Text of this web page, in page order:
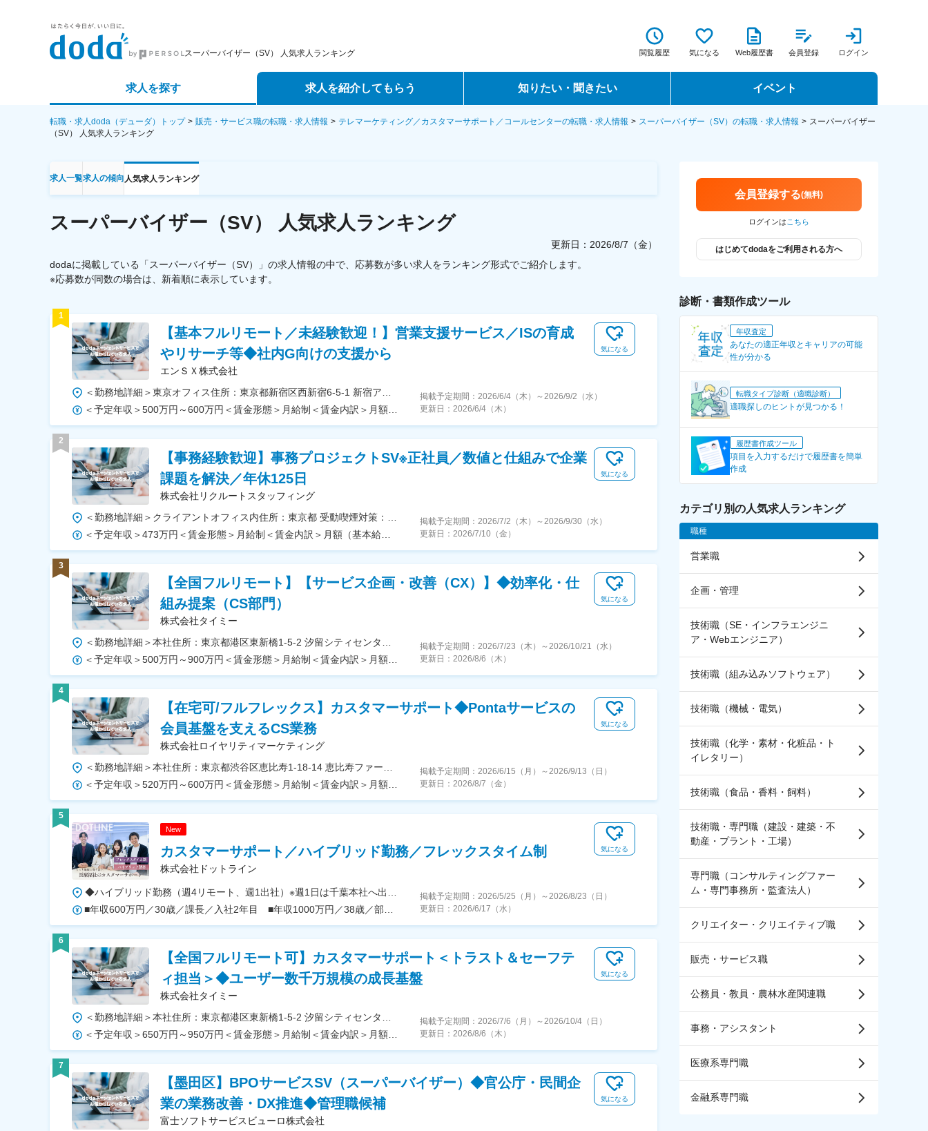
スーパーバイザー（SV） 人気求人ランキング 閲覧履歴 気になる Web履歴書 会員登録 ログイン
求人を探す
詳細条件から探す
求人を紹介してもらう
エージェントサービス
知りたい・聞きたい
転職ノウハウ
イベント
転職イベント・転職セミナー
転職セミナー動画
転職・求人doda（デューダ）トップ 販売・サービス職の転職・求人情報 テレマーケティング／カスタマーサポート／コールセンターの転職・求人情報 スーパーバイザー（SV）の転職・求人情報
スーパーバイザー
（SV）
人気求人ランキング
求人一覧求人の傾向人気求人ランキング
スーパーバイザー（SV） 人気求人ランキング
更新日： 2026/8/7（金）
dodaに掲載している「スーパーバイザー（SV）」の求人情報の中で、応募数が多い求人をランキング形式でご紹介します。
※応募数が同数の場合は、新着順に表示しています。
1
【基本フルリモート／未経験歓迎！】営業支援サービス／ISの育成
やリサーチ等◆社内G向けの支援から
エンＳＸ株式会社
気になる
掲載予定期間： 2026/6/4（木） ～2026/9/2（水）
更新日： 2026/6/4（木）
2
【事務経験歓迎】事務プロジェクトSV※正社員／数値と仕組みで企業
課題を解決／年休125日
株式会社リクルートスタッフィング
気になる
掲載予定期間： 2026/7/2（木） ～2026/9/30（水）
更新日： 2026/7/10（金）
3
【全国フルリモート】【サービス企画・改善（CX）】◆効率化・仕
組み提案（CS部門）
株式会社タイミー
気になる
掲載予定期間： 2026/7/23（木） ～2026/10/21（水）
更新日： 2026/8/6（木）
4
【在宅可/フルフレックス】カスタマーサポート◆Pontaサービスの
会員基盤を支えるCS業務
株式会社ロイヤリティマーケティング
気になる
掲載予定期間： 2026/6/15（月） ～2026/9/13（日）
更新日： 2026/8/7（金）
5
New
カスタマーサポート／ハイブリッド勤務／フレックスタイム制
株式会社ドットライン
気になる
掲載予定期間： 2026/5/25（月） ～2026/8/23（日）
更新日： 2026/6/17（水）
6
【全国フルリモート可】カスタマーサポート＜トラスト＆セーフテ
ィ担当＞◆ユーザー数千万規模の成長基盤
株式会社タイミー
気になる
掲載予定期間： 2026/7/6（月） ～2026/10/4（日）
更新日： 2026/8/6（木）
7
【墨田区】BPOサービスSV（スーパーバイザー）◆官公庁・民間企
業の業務改善・DX推進◆管理職候補
富士ソフトサービスビューロ株式会社
気になる
会員登録する(無料)
ログインは こちら
はじめてdodaをご利用される方へ
診断・書類作成ツール
年収査定
あなたの適正年収とキャリアの可能
性が分かる
転職タイプ診断（適職診断）
適職探しのヒントが見つかる！
履歴書作成ツール
項目を入力するだけで履歴書を簡単
作成
カテゴリ別の人気求人ランキング
職種
営業職
企画・管理
技術職（SE・インフラエンジニ
ア・Webエンジニア）
技術職（組み込みソフトウェア）
技術職（機械・電気）
技術職（化学・素材・化粧品・ト
イレタリー）
技術職（食品・香料・飼料）
技術職・専門職（建設・建築・不
動産・プラント・工場）
専門職（コンサルティングファー
ム・専門事務所・監査法人）
クリエイター・クリエイティブ職
販売・サービス職
公務員・教員・農林水産関連職
事務・アシスタント
医療系専門職
金融系専門職